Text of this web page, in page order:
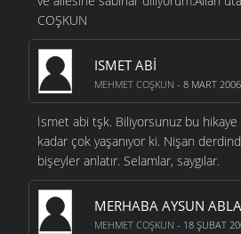
COŞKUN
ISMET ABI
MEHMET COŞKUN - 8 MART
İsmet abi tşk. Biliyorsunuz bu hikaye
kadar çok yaşanıyor ki. Nişan
bişeyler anlatır. Selamlar, saygılar.
MERHABA AYSUN
MEHMET COŞKUN - 18 ŞUBAT